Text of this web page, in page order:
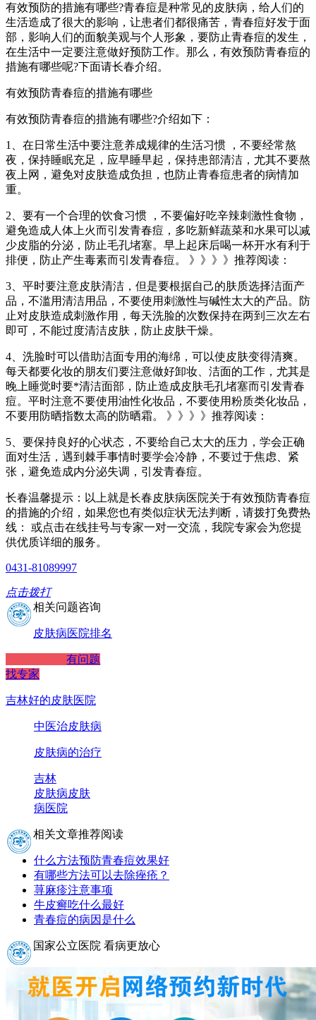
有效预防的措施有哪些?青春痘是种常见的皮肤病，给人们的
生活造成了很大的影响，让患者们都很痛苦，青春痘好发于面
部，影响人们的面貌美观与个人形象，要防止青春痘的发生，
在生活中一定要注意做好预防工作。那么，有效预防青春痘的
措施有哪些呢?下面请长春介绍。
有效预防青春痘的措施有哪些
有效预防青春痘的措施有哪些?介绍如下：
1、在日常生活中要注意养成规律的生活习惯 ，不要经常熬
夜，保持睡眠充足，应早睡早起，保持患部清洁，尤其不要熬
夜上网，避免对皮肤造成负担，也防止青春痘患者的病情加
重。
2、要有一个合理的饮食习惯 ，不要偏好吃辛辣刺激性食物，
避免造成人体上火而引发青春痘，多吃新鲜蔬菜和水果可以减
少皮脂的分泌，防止毛孔堵塞。早上起床后喝一杯开水有利于
排便，防止产生毒素而引发青春痘。 》》》》推荐阅读：
3、平时要注意皮肤清洁，但是要根据自己的肤质选择洁面产
品，不滥用清洁用品，不要使用刺激性与碱性太大的产品。防
止对皮肤造成刺激作用，每天洗脸的次数保持在两到三次左右
即可，不能过度清洁皮肤，防止皮肤干燥。
4、洗脸时可以借助洁面专用的海绵，可以使皮肤变得清爽。
每天都要化妆的朋友们要注意做好卸妆、洁面的工作，尤其是
晚上睡觉时要*清洁面部，防止造成皮肤毛孔堵塞而引发青春
痘。平时注意不要使用油性化妆品，不要使用粉质类化妆品，
不要用防晒指数太高的防晒霜。 》》》》推荐阅读：
5、要保持良好的心状态，不要给自己太大的压力，学会正确
面对生活，遇到棘手事情时要学会冷静，不要过于焦虑、紧
张，避免造成内分泌失调，引发青春痘。
长春温馨提示：以上就是长春皮肤病医院关于有效预防青春痘
的措施的介绍，如果您也有类似症状无法判断，请拨打免费热
线： 或点击在线挂号与专家一对一交流，我院专家会为您提
供优质详细的服务。
0431-81089997
点击拨打
相关问题咨询
皮肤病医院排名
有问题
找专家
吉林好的皮肤医院
中医治皮肤病
皮肤病的治疗
吉林
皮肤病皮肤
病医院
相关文章推荐阅读
什么方法预防青春痘效果好
有哪些方法可以去除痤疮？
荨麻疹注意事项
牛皮癣吃什么最好
青春痘的病因是什么
国家公立医院 看病更放心